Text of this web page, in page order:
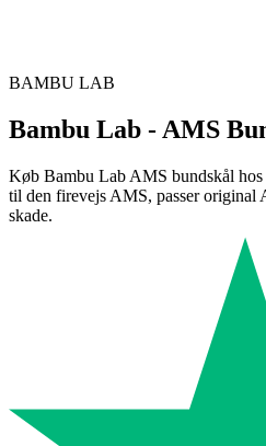
BAMBU LAB
Bambu Lab - AMS
Køb Bambu Lab AMS bundskål
til den firevejs AMS, passer
skade.